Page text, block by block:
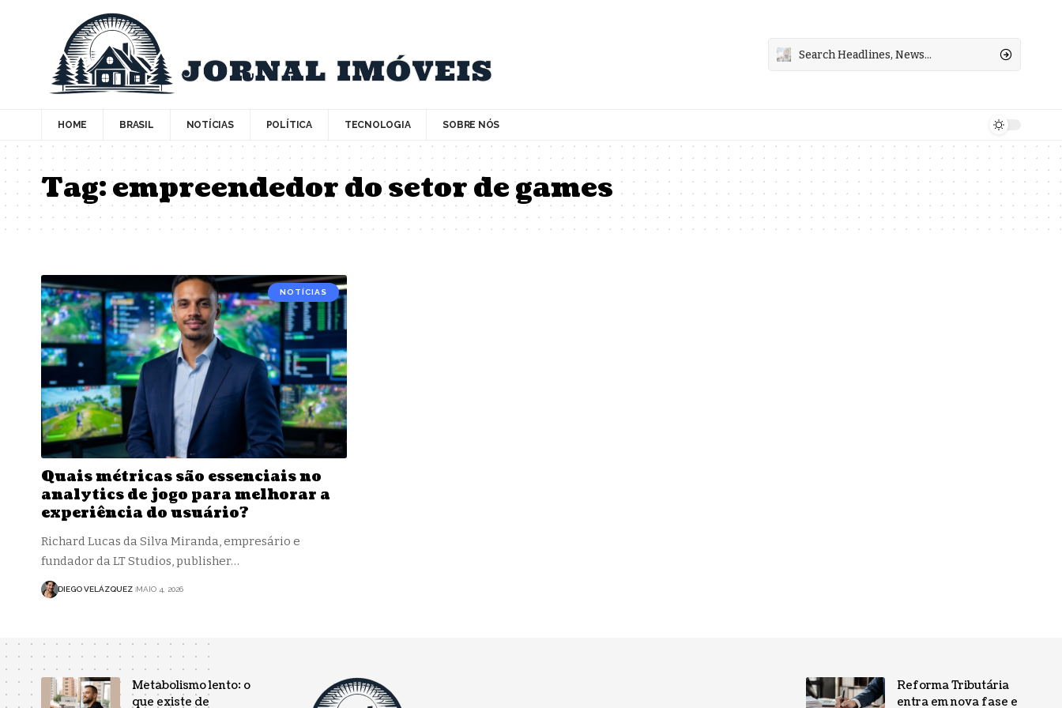
HOME BRASIL NOTÍCIAS POLÍTICA TECNOLOGIA SOBRE NÓS
Tag:empreendedor do setor de games
NOTÍCIAS
Quais métricas são essenciais no
analytics de jogo para melhorar a
experiência do usuário?
Richard Lucas da Silva Miranda, empresário e
fundador da LT Studios, publisher…
DIEGO VELÁZQUEZ MAIO 4, 2026
Metabolismo lento: o
que existe de
Reforma Tributária
entra em nova fase e